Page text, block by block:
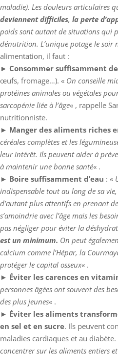
maladie). Les douleurs articulaires
deviennent difficiles, la perte
poids sont autant de situations qui
dénutrition. L’unique potage le soir
alimentation, il faut :
► Consommer suffisamment
œufs, fromage…). « On conseille
protéines animales ou végétales
sarcopénie liée à l’âge« , rappelle
nutritionniste.
► Manger des aliments riches
céréales complètes et les
leur intérêt. Ils peuvent aider à
à maintenir une bonne santé« .
► Boire suffisamment d’eau : «
indispensable tout au long de sa
d’autant plus attentifs en prenant
s’amoindrie avec l’âge mais les
pas négliger pour éviter la
est un minimum. On peut
calcium comme l’Hépar, la
protéger le capital osseux« .
► Éviter les carences en
personnes âgées ont souvent des
des plus jeunes« .
► Éviter les aliments
en sel et en sucre. Ils peuvent
maladies cardiaques et au diabète.
concentrer sur les aliments entiers